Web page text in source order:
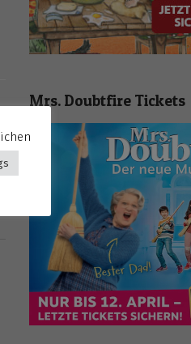
Mrs. Doubtfire Tickets